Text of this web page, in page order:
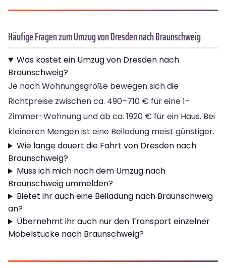
Häufige Fragen zum Umzug von Dresden nach Braunschweig
Was kostet ein Umzug von Dresden nach
Braunschweig?
Je nach Wohnungsgröße bewegen sich die
Richtpreise zwischen ca. 490–710 € für eine 1-
Zimmer-Wohnung und ab ca. 1920 € für ein Haus. Bei
kleineren Mengen ist eine Beiladung meist günstiger.
Wie lange dauert die Fahrt von Dresden nach
Braunschweig?
Muss ich mich nach dem Umzug nach
Braunschweig ummelden?
Bietet ihr auch eine Beiladung nach Braunschweig
an?
Übernehmt ihr auch nur den Transport einzelner
Möbelstücke nach Braunschweig?